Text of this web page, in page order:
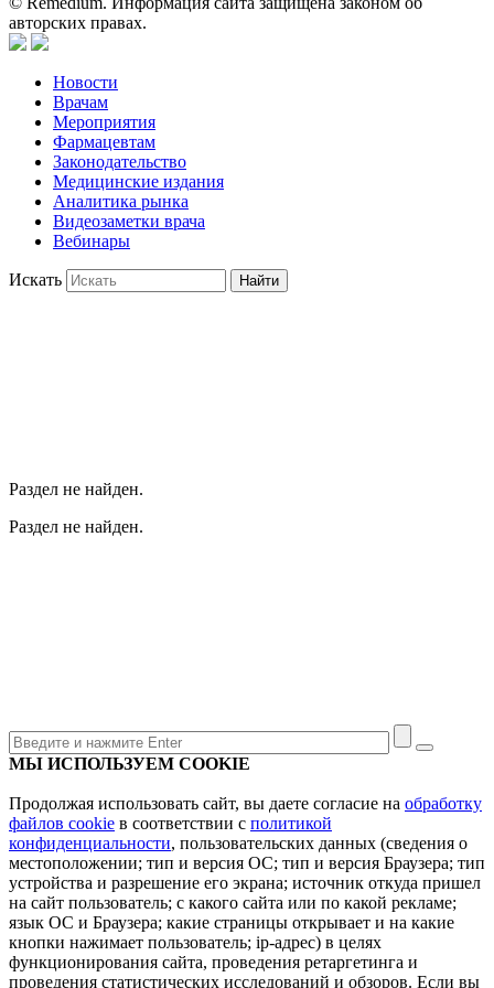
авторских правах.
Новости
Врачам
Мероприятия
Фармацевтам
Законодательство
Медицинские издания
Аналитика рынка
Видеозаметки врача
Вебинары
Искать Найти
Раздел не найден.
Раздел не найден.
МЫ ИСПОЛЬЗУЕМ COOKIE
Продолжая использовать сайт, вы даете согласие на обработку
файлов cookie в соответствии с политикой
конфиденциальности, пользовательских данных (сведения о
местоположении; тип и версия ОС; тип и версия Браузера; тип
устройства и разрешение его экрана; источник откуда пришел
на сайт пользователь; с какого сайта или по какой рекламе;
язык ОС и Браузера; какие страницы открывает и на какие
кнопки нажимает пользователь; ip-адрес) в целях
функционирования сайта, проведения ретаргетинга и
проведения статистических исследований и обзоров. Если вы